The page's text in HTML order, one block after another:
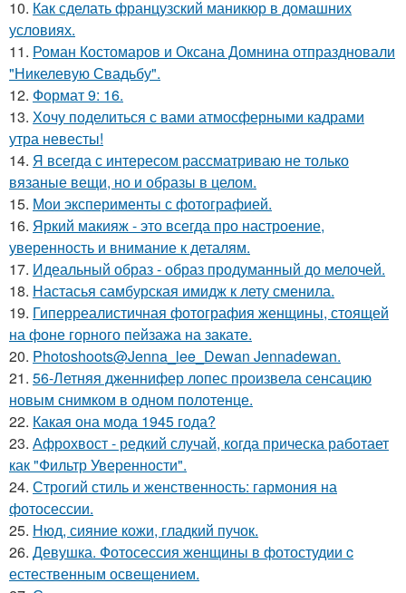
10. Как сделать французский маникюр в домашних
условиях.
11. Роман Костомаров и Оксана Домнина отпраздновали
"Никелевую Свадьбу".
12. Формат 9: 16.
13. Хочу поделиться с вами атмосферными кадрами
утра невесты!
14. Я всегда с интересом рассматриваю не только
вязаные вещи, но и образы в целом.
15. Мои эксперименты с фотографией.
16. Яркий макияж - это всегда про настроение,
уверенность и внимание к деталям.
17. Идеальный образ - образ продуманный до мелочей.
18. Настасья самбурская имидж к лету сменила.
19. Гиперреалистичная фотография женщины, стоящей
на фоне горного пейзажа на закате.
20. Photoshoots@Jenna_lee_Dewan Jennadewan.
21. 56-Летняя дженнифер лопес произвела сенсацию
новым снимком в одном полотенце.
22. Какая она мода 1945 года?
23. Афрохвост - редкий случай, когда прическа работает
как "Фильтр Уверенности".
24. Строгий стиль и женственность: гармония на
фотосессии.
25. Нюд, сияние кожи, гладкий пучок.
26. Девушка. Фотосессия женщины в фотостудии c
естественным освещением.